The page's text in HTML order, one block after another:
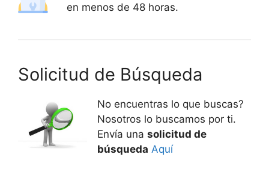
en menos de 48 horas.
Solicitud de Búsqueda
No encuentras lo que buscas?
Nosotros lo buscamos por ti.
Envía una solicitud de
búsqueda Aquí